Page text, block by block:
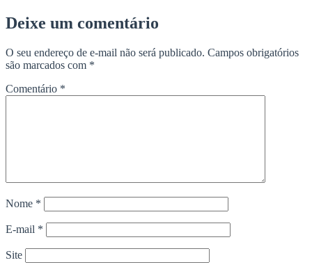
Deixe um comentário
O seu endereço de e-mail não será publicado. Campos obrigatórios
são marcados com *
Comentário *
Nome *
E-mail *
Site